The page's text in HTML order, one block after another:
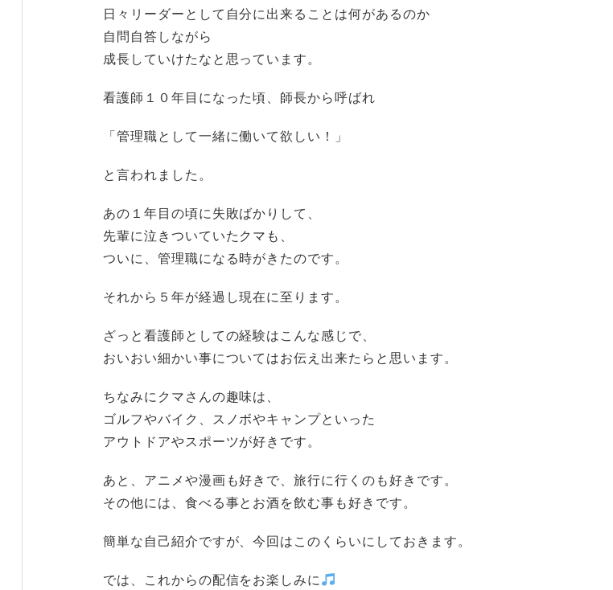
日々リーダーとして自分に出来ることは何があるのか
自問自答しながら
成長していけたなと思っています。
看護師１０年目になった頃、師長から呼ばれ
「管理職として一緒に働いて欲しい！」
と言われました。
あの１年目の頃に失敗ばかりして、
先輩に泣きついていたクマも、
ついに、管理職になる時がきたのです。
それから５年が経過し現在に至ります。
ざっと看護師としての経験はこんな感じで、
おいおい細かい事についてはお伝え出来たらと思います。
ちなみにクマさんの趣味は、
ゴルフやバイク、スノボやキャンプといった
アウトドアやスポーツが好きです。
あと、アニメや漫画も好きで、旅行に行くのも好きです。
その他には、食べる事とお酒を飲む事も好きです。
簡単な自己紹介ですが、今回はこのくらいにしておきます。
では、これからの配信をお楽しみに